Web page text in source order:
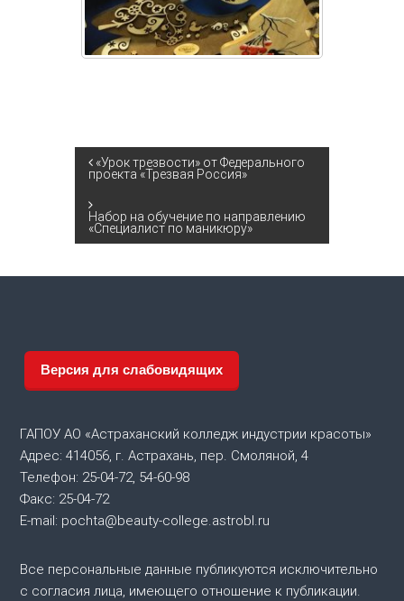
Н
в
а
и
я
п
о
«Урок трезвости» от Федерального
проекта «Трезвая Россия»
Набор на обучение по направлению
«Специалист по маникюру»
Версия для слабовидящих
ГАПОУ АО «Астраханский колледж индустрии красоты»
Адрес: 414056, г. Астрахань, пер. Смоляной, 4
Телефон: 25-04-72, 54-60-98
Факс: 25-04-72
E-mail: pochta@beauty-college.astrobl.ru
Все персональные данные публикуются исключительно
с согласия лица, имеющего отношение к публикации.